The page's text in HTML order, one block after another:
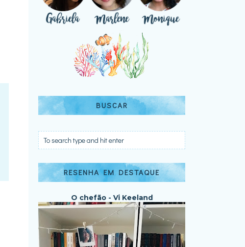
BUSCAR
RESENHA EM DESTAQUE
O chefão - Vi Keeland